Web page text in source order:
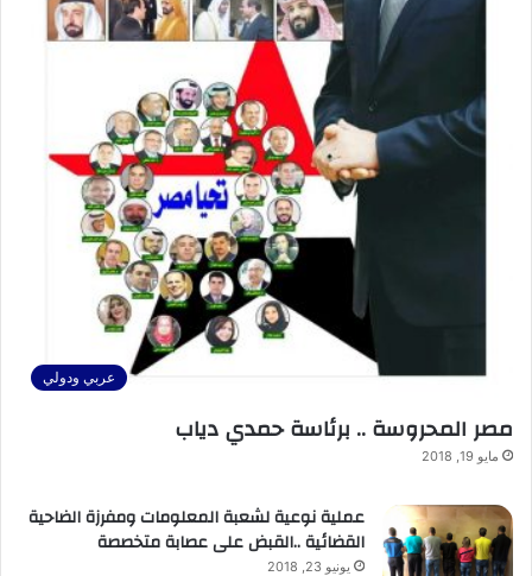
عربي ودولي
مصر المحروسة .. برئاسة حمدي دياب
مايو 19, 2018
عملية نوعية لشعبة المعلومات ومفرزة الضاحية
القضائية ..القبض على عصابة متخصصة
يونيو 23, 2018